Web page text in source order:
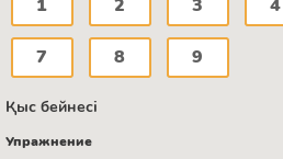
1 2 3 4
7 8 9
Қыс бейнесі
Упражнение